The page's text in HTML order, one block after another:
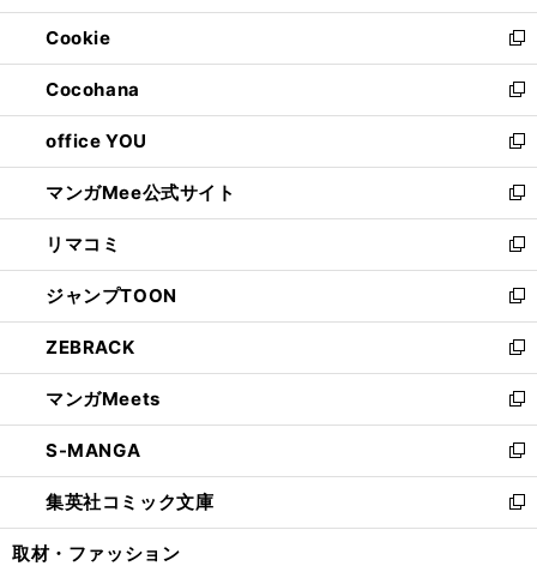
開
く
ウ
で
開
く
ン
ド
ウ
で
開
く
ウ
ィ
ン
ド
ウ
で
開
く
Cookie
新
し
い
ウ
ィ
ン
ド
ウ
で
開
く
Cocohana
新
し
い
ウ
ィ
ン
ド
ウ
で
開
く
office YOU
新
し
い
ウ
ィ
ン
ド
ウ
で
開
く
マンガMee公式サイト
新
し
い
ウ
ィ
ン
ド
ウ
で
開
く
リマコミ
新
し
い
ウ
ィ
ン
ド
ウ
で
開
く
ジャンプTOON
新
し
い
ウ
ィ
ン
ド
ウ
で
開
ZEBRACK
新
し
い
ウ
ィ
ン
ド
ウ
マンガMeets
新
し
い
ウ
ィ
ン
S-MANGA
新
し
い
ウ
集英社コミック文庫
新
し
取材・ファッション